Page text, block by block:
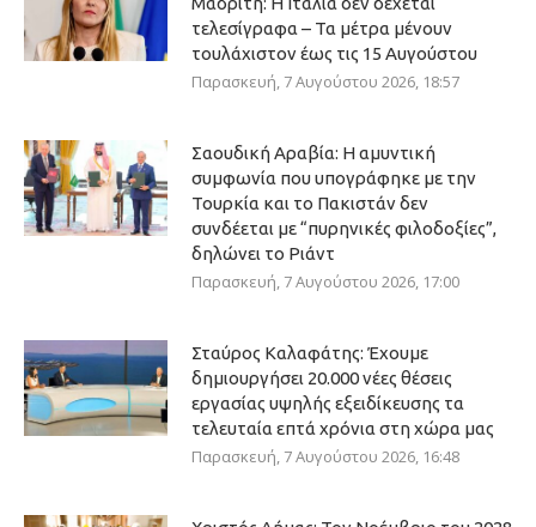
τελεσίγραφα – Τα μέτρα μένουν
τουλάχιστον έως τις 15 Αυγούστου
Παρασκευή, 7 Αυγούστου 2026, 18:57
Σαουδική Αραβία: Η αμυντική
συμφωνία που υπογράφηκε με την
Τουρκία και το Πακιστάν δεν
συνδέεται με “πυρηνικές φιλοδοξίες”,
δηλώνει το Ριάντ
Παρασκευή, 7 Αυγούστου 2026, 17:00
Σταύρος Καλαφάτης: Έχουμε
δημιουργήσει 20.000 νέες θέσεις
εργασίας υψηλής εξειδίκευσης τα
τελευταία επτά χρόνια στη χώρα μας
Παρασκευή, 7 Αυγούστου 2026, 16:48